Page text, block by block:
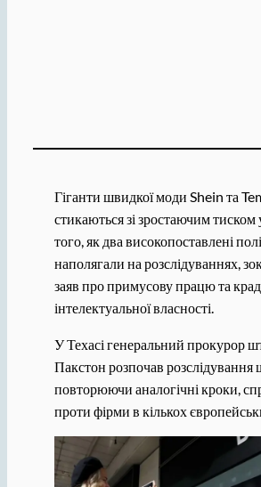
Гіганти швидкої моди Shein та
стикаються зі зростаючим
того, як два високопоставлені
наполягали на розслідуваннях,
заяв про примусову працю та
інтелектуальної власності.
У Техасі генеральний прокурор
Пакстон розпочав розслідування
повторюючи аналогічні кроки,
проти фірми в кількох